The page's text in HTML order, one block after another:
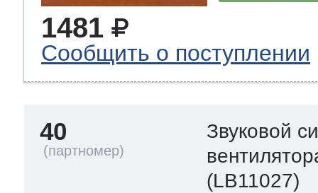
1481
Сообщить о поступлении
40
Звуковой
(LB11027)